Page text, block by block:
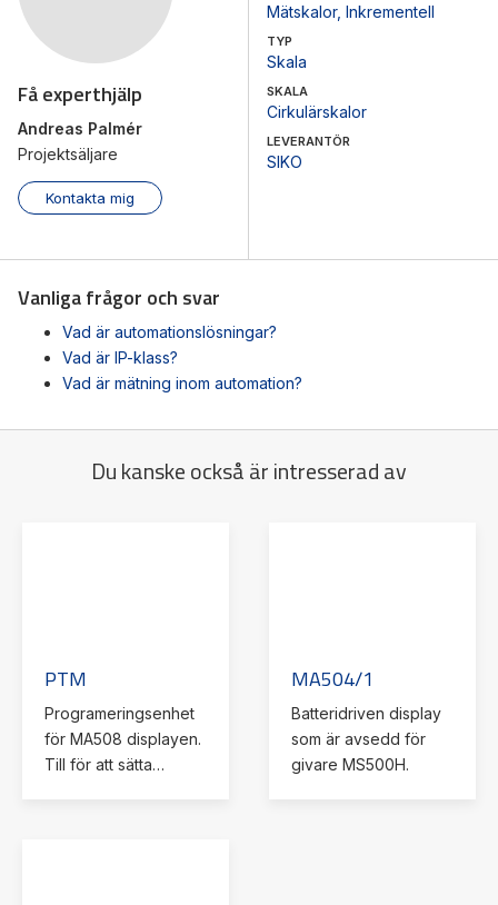
Få experthjälp
Andreas Palmér
Projektsäljare
Kontakta mig
Mätskalor, Inkrementell
TYP
Skala
SKALA
Cirkulärskalor
LEVERANTÖR
SIKO
Vanliga frågor och svar
Vad är automationslösningar?
Vad är IP-klass?
Vad är mätning inom automation?
Du kanske också är intresserad av
PTM
Programeringsenhet
för MA508 displayen.
Till för att sätta
MA504/1
Batteridriven display
som är avsedd för
givare MS500H.